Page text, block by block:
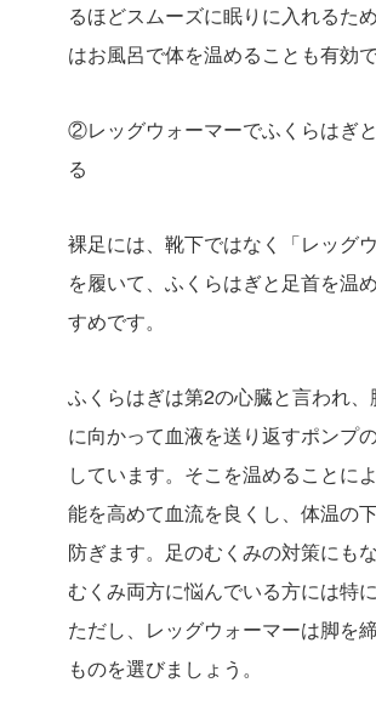
るほどスムーズに眠りに入れるた
はお風呂で体を温めることも有効で
②レッグウォーマーでふくらはぎ
る
裸足には、靴下ではなく「レッグ
を履いて、ふくらはぎと足首を温
すめです。
ふくらはぎは第2の心臓と言われ、
に向かって血液を送り返すポンプ
しています。そこを温めることに
能を高めて血流を良くし、体温の
防ぎます。足のむくみの対策にも
むくみ両方に悩んでいる方には特に
ただし、レッグウォーマーは脚を
ものを選びましょう。